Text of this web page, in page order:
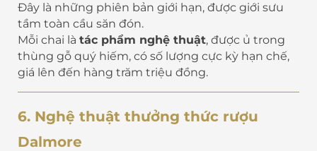
Đây là những phiên bản giới hạn, được giới sưu
tầm toàn cầu săn đón.
Mỗi chai là tác phẩm nghệ thuật, được ủ trong
thùng gỗ quý hiếm, có số lượng cực kỳ hạn chế,
giá lên đến hàng trăm triệu đồng.
6. Nghệ thuật thưởng thức rượu
Dalmore